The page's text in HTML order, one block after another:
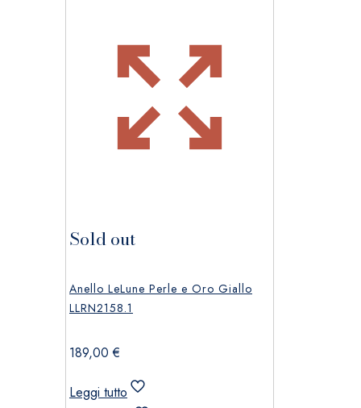
Sold out
Anello LeLune Perle e Oro Giallo
LLRN2158.1
189,00€
Leggi tutto